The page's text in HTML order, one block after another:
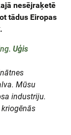
nesējraķetē
tādus Eiropas
.
Uģis
Mūsu
industriju.